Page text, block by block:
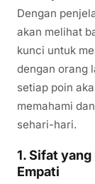
Dengan
akan melihat
kunci untuk
dengan orang
setiap poin
memahami
sehari-hari.
1. Sifat
Empati